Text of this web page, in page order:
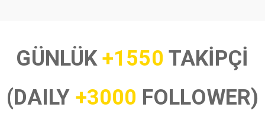
GÜNLÜK+1550 TAKİPÇİ
(DAILY +3000 FOLLOWER)